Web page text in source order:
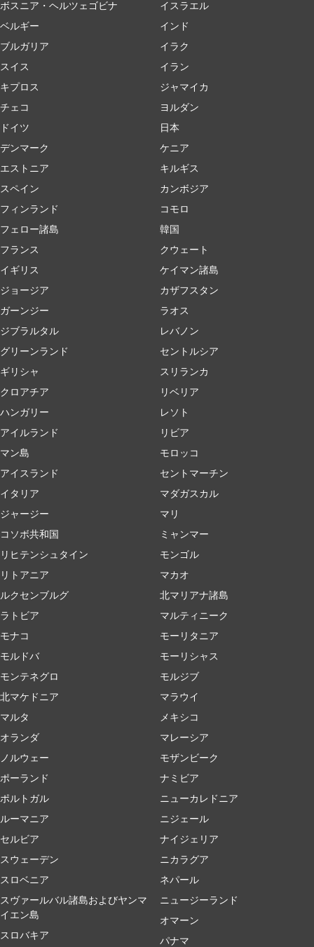
ボスニア・ヘルツェゴビナ
ベルギー
ブルガリア
スイス
キプロス
チェコ
ドイツ
デンマーク
エストニア
スペイン
フィンランド
フェロー諸島
フランス
イギリス
ジョージア
ガーンジー
ジブラルタル
グリーンランド
ギリシャ
クロアチア
ハンガリー
アイルランド
マン島
アイスランド
イタリア
ジャージー
コソボ共和国
リヒテンシュタイン
リトアニア
ルクセンブルグ
ラトビア
モナコ
モルドバ
モンテネグロ
北マケドニア
マルタ
オランダ
ノルウェー
ポーランド
ポルトガル
ルーマニア
セルビア
スウェーデン
スロベニア
スヴァールバル諸島およびヤンマ
イエン島
スロバキア
イスラエル
インド
イラク
イラン
ジャマイカ
ヨルダン
日本
ケニア
キルギス
カンボジア
コモロ
韓国
クウェート
ケイマン諸島
カザフスタン
ラオス
レバノン
セントルシア
スリランカ
リベリア
レソト
リビア
モロッコ
セントマーチン
マダガスカル
マリ
ミャンマー
モンゴル
マカオ
北マリアナ諸島
マルティニーク
モーリタニア
モーリシャス
モルジブ
マラウイ
メキシコ
マレーシア
モザンビーク
ナミビア
ニューカレドニア
ニジェール
ナイジェリア
ニカラグア
ネパール
ニュージーランド
オマーン
パナマ